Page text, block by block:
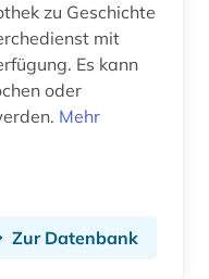
zu Geschichte
mit
Es kann
oder
Mehr
Zur Datenbank